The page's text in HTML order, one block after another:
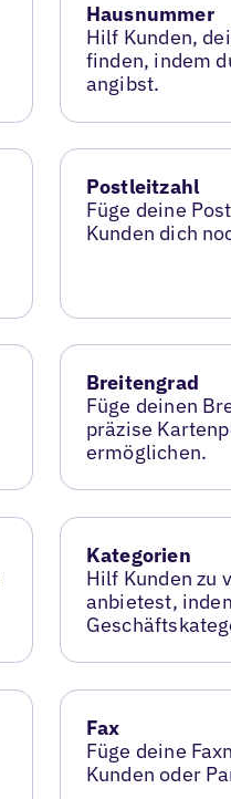
Hausnummer
Hilf Kunden,
finden, indem
angibst.
Postleitzahl
Füge deine
Kunden dich
Breitengrad
Füge deinen
präzise
ermöglichen.
Kategorien
Hilf Kunden zu
anbietest,
Fax
Füge deine
Kunden oder